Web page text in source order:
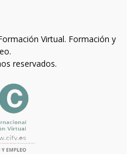
Virtual. Formación y
reservados.